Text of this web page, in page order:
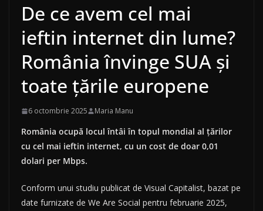
De ce avem cel mai
ieftin internet din lume?
România învinge SUA și
toate țările europene
6 octombrie 2025 Maria Manu
România ocupă locul întâi în topul mondial al țărilor
cu cel mai ieftin internet, cu un cost de doar 0,01
dolari per Mbps.
Conform unui studiu publicat de Visual Capitalist, bazat pe
date furnizate de We Are Social pentru februarie 2025,